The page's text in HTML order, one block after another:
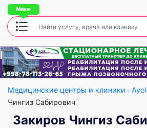
Медицинские центры и клиники
Чингиз Сабирович
Закиров Чингиз